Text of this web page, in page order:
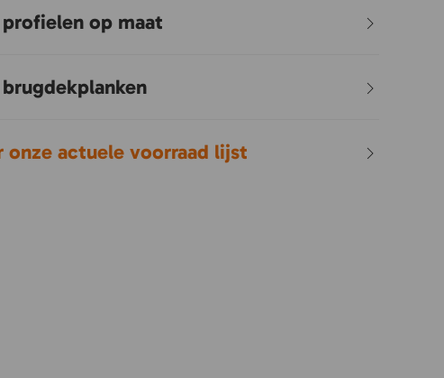
op maat
onze actuele voorraad lijst